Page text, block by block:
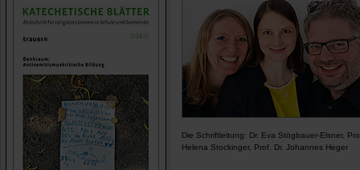
Die Schriftleitung: Dr. Eva Stögbauer-Elsner,
Helena Stockinger, Prof. Dr. Johannes Heger